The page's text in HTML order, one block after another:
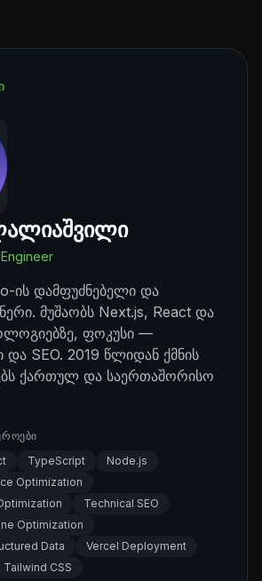
ის დამფუძნებელი და
მუშაობს Next.js, React და
ფოკუსი —
SEO. 2019 წლიდან ქმნის
ქართულ და საერთაშორისო
TypeScript
Node.js
Optimization
Technical SEO
Optimization
Data
Vercel Deployment
Tailwind CSS